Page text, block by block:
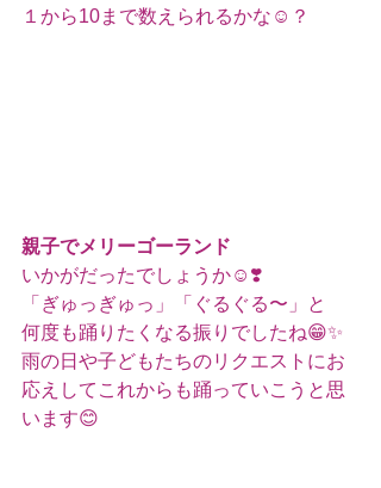
１から10まで数えられるかな☺️？
親子でメリーゴーランド
いかがだったでしょうか☺️❣️
「ぎゅっぎゅっ」「ぐるぐる〜」と
何度も踊りたくなる振りでしたね😁✨
雨の日や子どもたちのリクエストにお
応えしてこれからも踊っていこうと思
います😊